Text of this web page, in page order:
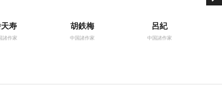
寿
諸作家
胡鉄梅
中国諸作家
呂紀
中国諸作家